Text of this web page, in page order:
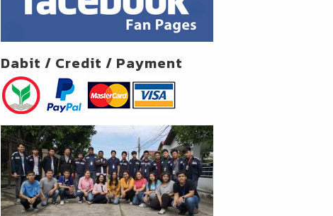
Dabit / Credit / Payment